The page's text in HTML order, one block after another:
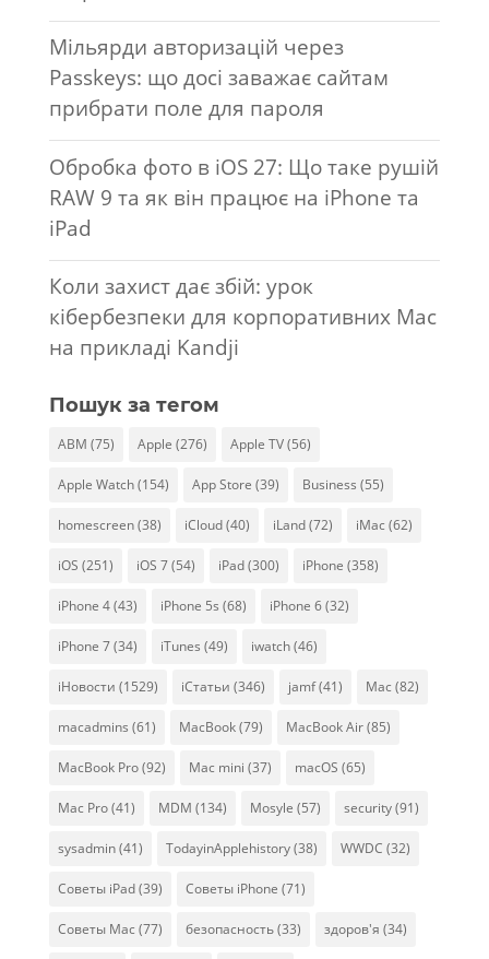
Мільярди авторизацій через
Passkeys: що досі заважає сайтам
прибрати поле для пароля
Обробка фото в iOS 27: Що таке рушій
RAW 9 та як він працює на iPhone та
iPad
Коли захист дає збій: урок
кібербезпеки для корпоративних Mac
на прикладі Kandji
Пошук за тегом
ABM (75) Apple (276) Apple TV(56)
Apple Watch(154) App Store (39) Business (55)
homescreen(38) iCloud(40) iLand(72) iMac (62)
iOS (251) iOS 7(54) iPad(300) iPhone (358)
iPhone 4(43) iPhone 5s (68) iPhone 6(32)
iPhone 7(34) iTunes (49) iwatch(46)
iНовости (1529) iСтатьи (346) jamf(41) Mac (82)
macadmins (61) MacBook(79) MacBook Air(85)
MacBook Pro(92) Mac mini (37) macOS (65)
Mac Pro(41) MDM (134) Mosyle (57) security(91)
sysadmin(41) TodayinApplehistory(38) WWDC (32)
Советы iPad(39) Советы iPhone (71)
Советы Mac (77) безопасность(33) здоров'я (34)